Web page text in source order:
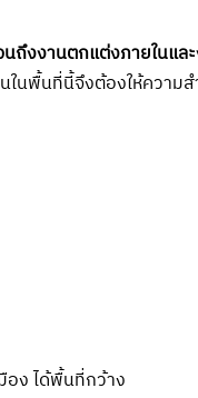
งงานตกแต่งภายในแล
ในพื้นที่นี้จึงต้องให้ควา
อง ได้พื้นที่กว้าง